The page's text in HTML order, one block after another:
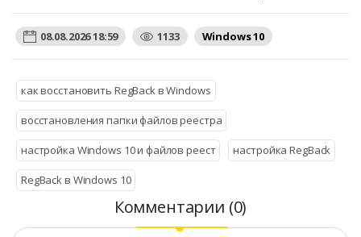
08.08.2026 18:59 1133 Windows 10
как восстановить RegBack в Windows
восстановления папки файлов реестра
настройка Windows 10 и файлов реест настройка RegBack
RegBack в Windows 10
Комментарии (0)